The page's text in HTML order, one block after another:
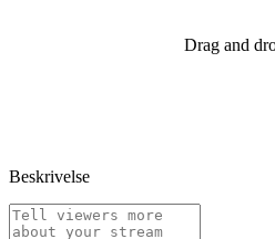
Drag and
Beskrivelse